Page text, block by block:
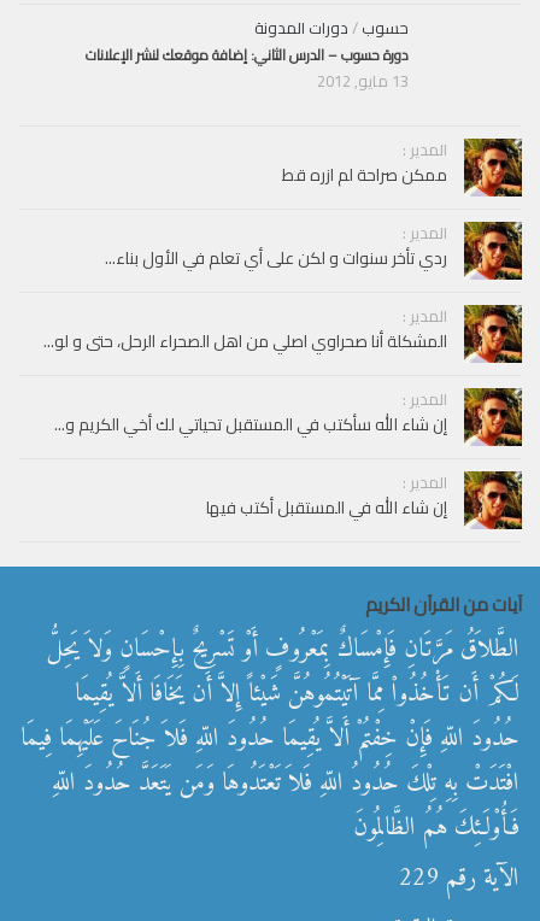
حسوب/دورات المدونة
دورة حسوب – الدرس الثاني: إضافة موقعك لنشر الإعلانات
المدير :
ممكن صراحة لم ازره قط
المدير :
ردي تأخر سنوات و لكن على أي تعلم في الأول بناء...
المدير :
المشكلة أنا صحراوي اصلي من اهل الصحراء الرحل، حتى و لو...
المدير :
إن شاء الله سأكتب في المستقبل تحياتي لك أخي الكريم و...
المدير :
إن شاء الله في المستقبل أكتب فيها
آيات من القرآن الكريم
الطَّلاَقُ مَرَّتَانِ فَإِمْسَاكٌ بِمَعْرُوفٍ أَوْ تَسْرِيحٌ بِإِحْسَانٍ وَلاَ يَحِلُّ
لَكُمْ أَن تَأْخُذُواْ مِمَّا آتَيْتُمُوهُنَّ شَيْئاً إِلاَّ أَن يَخَافَا أَلاَّ يُقِيمَا
حُدُودَ اللّهِ فَإِنْ خِفْتُمْ أَلاَّ يُقِيمَا حُدُودَ اللّهِ فَلاَ جُنَاحَ عَلَيْهِمَا فِيمَا
افْتَدَتْ بِهِ تِلْكَ حُدُودُ اللّهِ فَلاَ تَعْتَدُوهَا وَمَن يَتَعَدَّ حُدُودَ اللّهِ
فَأُوْلَـئِكَ هُمُ الظَّالِمُونَ
الآية رقم 229